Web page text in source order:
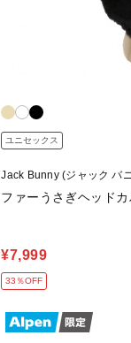
ユニセックス
Jack Bunny (ジャック バ
ファーうさぎヘッド
¥7,999
33％OFF